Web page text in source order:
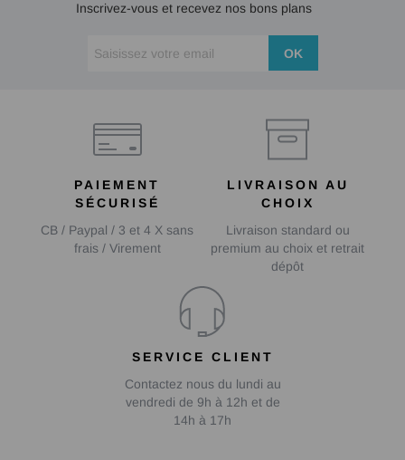
Inscrivez-vous et recevez nos bons plans
OK
PAIEMENT
SÉCURISÉ
CB / Paypal / 3 et 4 X sans
frais / Virement
LIVRAISON AU
CHOIX
Livraison standard ou
premium au choix et retrait
dépôt
SERVICE CLIENT
Contactez nous du lundi au
vendredi de 9h à 12h et de
14h à 17h